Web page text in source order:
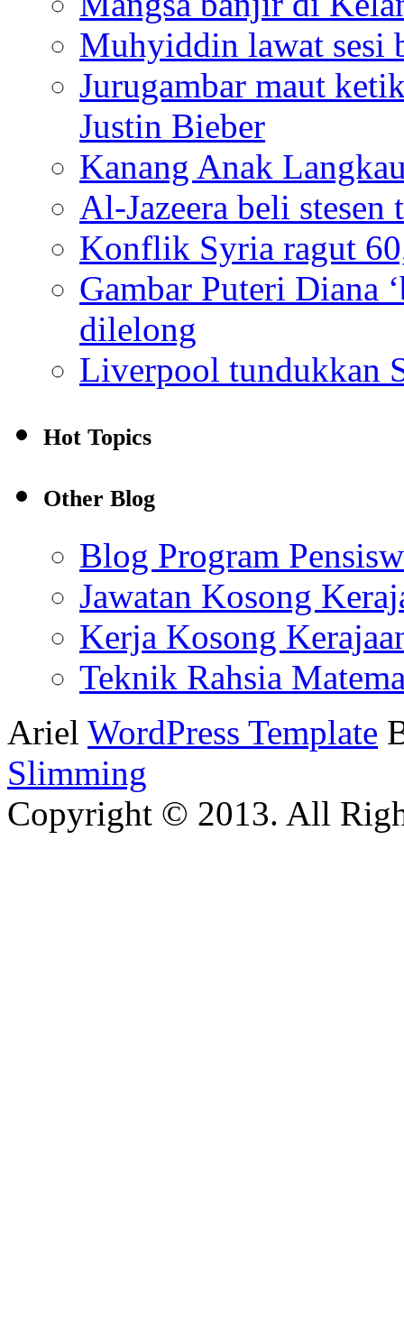
Muhyiddin lawat sesi
Jurugambar maut
Justin Bieber
Kanang Anak
Al-Jazeera beli
Konflik Syria ragut
Gambar Puteri Diana
dilelong
Liverpool tundukkan
Hot Topics
Other Blog
Blog Program
Jawatan Kosong
Kerja Kosong
Teknik Rahsia
Ariel WordPress Template
Slimming
Copyright © 2013. All